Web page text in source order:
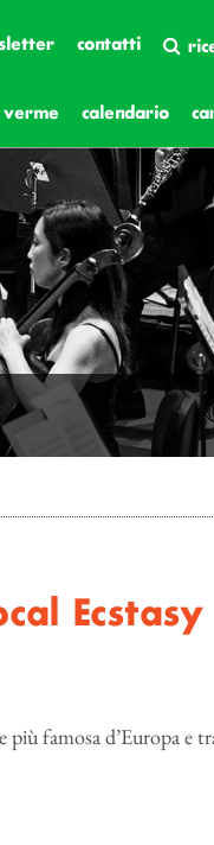
contatti
calendario
Ecstasy
famosa d’Europa e